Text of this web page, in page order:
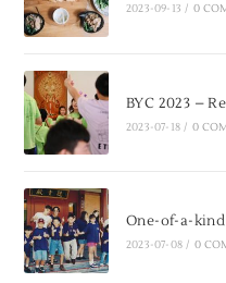
2023-09-13 / 0
BYC 2023 –
2023-07-18 / 0
One-of-a-
2023-07-08 / 0